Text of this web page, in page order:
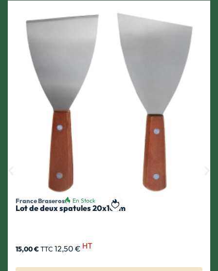
Ajouter à ma liste de souhait
France Braseros En Stock
Lot de deux spatules 20x10cm
15,00 €TTC 12,50 € HT